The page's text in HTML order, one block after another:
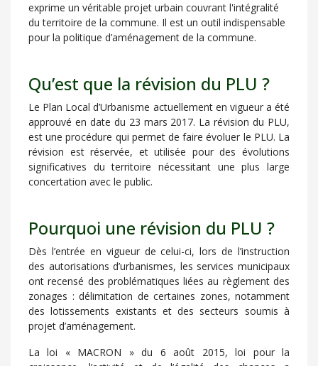
exprime un véritable projet urbain couvrant l'intégralité
du territoire de la commune. Il est un outil indispensable
pour la politique d’aménagement de la commune.
Qu’est que la révision du PLU ?
Le Plan Local d’Urbanisme actuellement en vigueur a été
approuvé en date du 23 mars 2017. La révision du PLU,
est une procédure qui permet de faire évoluer le PLU. La
révision est réservée, et utilisée pour des évolutions
significatives du territoire nécessitant une plus large
concertation avec le public.
Pourquoi une révision du PLU ?
Dès l’entrée en vigueur de celui-ci, lors de l’instruction
des autorisations d’urbanismes, les services municipaux
ont recensé des problématiques liées au règlement des
zonages : délimitation de certaines zones, notamment
des lotissements existants et des secteurs soumis à
projet d’aménagement.
La loi « MACRON » du 6 août 2015, loi pour la